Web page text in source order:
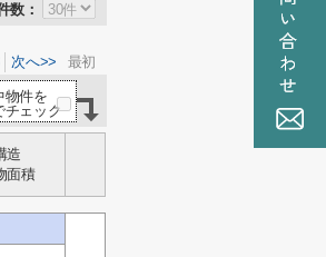
数：
次へ>> 最初
物件を
チェック
造
面積